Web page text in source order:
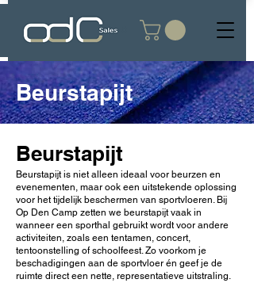
Beurstapijt
Beurstapijt
Beurstapijt is niet alleen ideaal voor beurzen en
evenementen, maar ook een uitstekende oplossing
voor het tijdelijk beschermen van sportvloeren. Bij
Op Den Camp zetten we beurstapijt vaak in
wanneer een sporthal gebruikt wordt voor andere
activiteiten, zoals een tentamen, concert,
tentoonstelling of schoolfeest. Zo voorkom je
beschadigingen aan de sportvloer én geef je de
ruimte direct een nette, representatieve uitstraling.